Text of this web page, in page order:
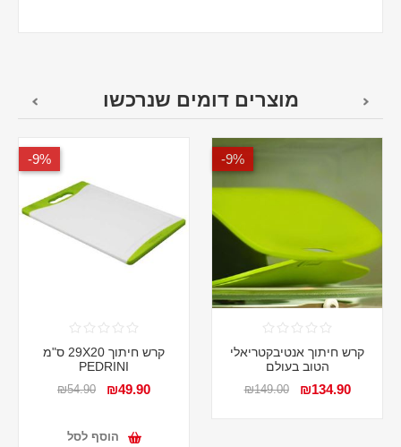
מוצרים דומים שנרכשו
9%-
קרש חיתוך אנטיבקטריאלי
הטוב בעולם
₪134.90
₪149.00
9%-
קרש חיתוך 29X20 ס"מ
PEDRINI
₪49.90
₪54.90
הוסף לסל